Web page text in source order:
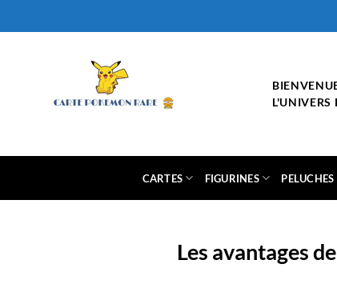
au
L'UNIVERS
CARTES FIGURINES PELUCHES
Les avantages